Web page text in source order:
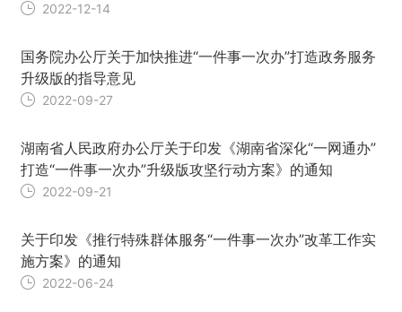
2022-12-14
国务院办公厅关于加快推进“一件事一次办”打造政务服务
升级版的指导意见
2022-09-27
湖南省人民政府办公厅关于印发《湖南省深化“一网通办”
打造“一件事一次办”升级版攻坚行动方案》的通知
2022-09-21
关于印发《推行特殊群体服务“一件事一次办”改革工作实
施方案》的通知
2022-06-24